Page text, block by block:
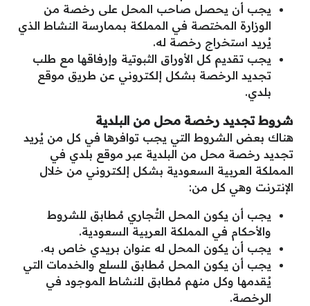
يجب أن يحصل صاحب المحل على رخصة من
الوزارة المختصة في المملكة بممارسة النشاط الذي
يُريد استخراج رخصة له.
يجب تقديم كل الأوراق الثبوتية وإرفاقها مع طلب
تجديد الرخصة بشكل إلكتروني عن طريق موقع
بلدي.
شروط تجديد رخصة محل من البلدية
هناك بعض الشروط التي يجب توافرها في كل من يُريد
تجديد رخصة محل من البلدية عبر موقع بلدي في
المملكة العربية السعودية بشكل إلكتروني من خلال
الإنترنت وهي كل من:
يجب أن يكون المحل التُجاري مُطابق للشروط
والأحكام في المملكة العربية السعودية.
يجب أن يكون المحل له عنوان بريدي خاص به.
يجب أن يكون المحل مُطابق للسلع والخدمات التي
يُقدمها وكل منهم مُطابق للنشاط الموجود في
الرخصة.